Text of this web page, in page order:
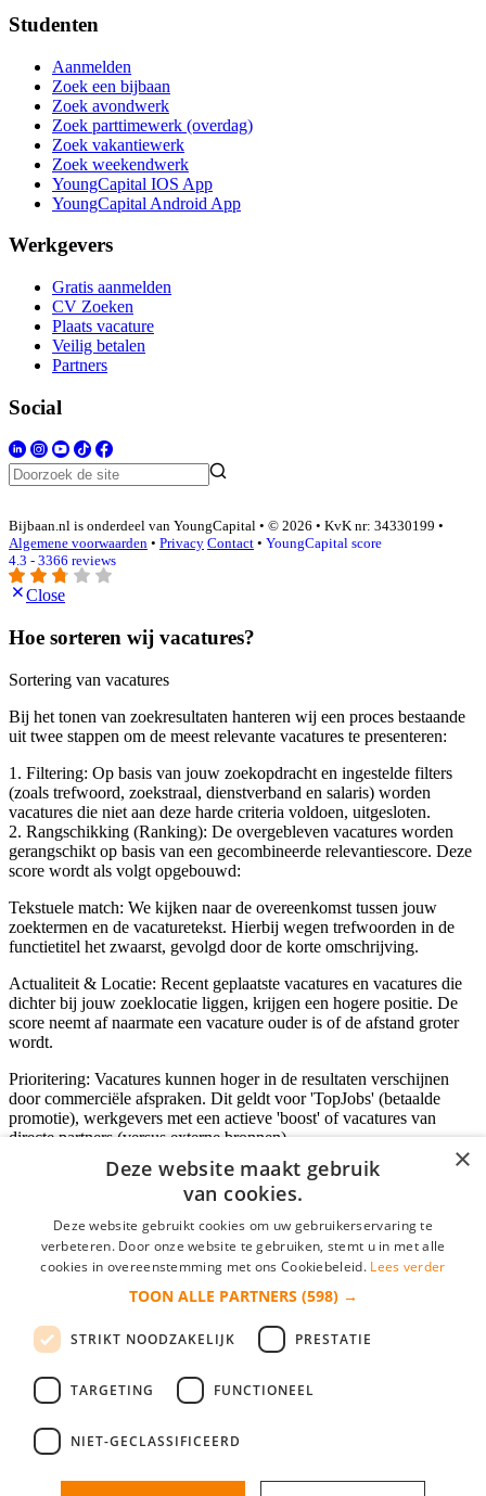
Studenten
Aanmelden
Zoek een bijbaan
Zoek avondwerk
Zoek parttimewerk (overdag)
Zoek vakantiewerk
Zoek weekendwerk
YoungCapital IOS App
YoungCapital Android App
Werkgevers
Gratis aanmelden
CV Zoeken
Plaats vacature
Veilig betalen
Partners
Social
Bijbaan.nl is onderdeel van YoungCapital • © 2026 • KvK nr: 34330199 •
Algemene voorwaarden • Privacy Contact • YoungCapital score
4.3 - 3366 reviews
Close
Hoe sorteren wij vacatures?
Sortering van vacatures
Bij het tonen van zoekresultaten hanteren wij een proces bestaande
uit twee stappen om de meest relevante vacatures te presenteren:
1. Filtering: Op basis van jouw zoekopdracht en ingestelde filters
(zoals trefwoord, zoekstraal, dienstverband en salaris) worden
vacatures die niet aan deze harde criteria voldoen, uitgesloten.
2. Rangschikking (Ranking): De overgebleven vacatures worden
gerangschikt op basis van een gecombineerde relevantiescore. Deze
score wordt als volgt opgebouwd:
Tekstuele match: We kijken naar de overeenkomst tussen jouw
zoektermen en de vacaturetekst. Hierbij wegen trefwoorden in de
functietitel het zwaarst, gevolgd door de korte omschrijving.
Actualiteit & Locatie: Recent geplaatste vacatures en vacatures die
dichter bij jouw zoeklocatie liggen, krijgen een hogere positie. De
score neemt af naarmate een vacature ouder is of de afstand groter
wordt.
Prioritering: Vacatures kunnen hoger in de resultaten verschijnen
door commerciële afspraken. Dit geldt voor 'TopJobs' (betaalde
promotie), werkgevers met een actieve 'boost' of vacatures van
directe partners (versus externe bronnen).
Inloggen als bedrijf
*
login gegevens onthouden
login
Bedrijf aanmelden
×
Deze website maakt gebruik
van cookies.
Deze website gebruikt cookies om uw gebruikerservaring te
verbeteren. Door onze website te gebruiken, stemt u in met alle
cookies in overeenstemming met ons Cookiebeleid. Lees verder
TOON ALLE PARTNERS (598) →
STRIKT NOODZAKELIJK PRESTATIE
TARGETING FUNCTIONEEL
NIET-GECLASSIFICEERD